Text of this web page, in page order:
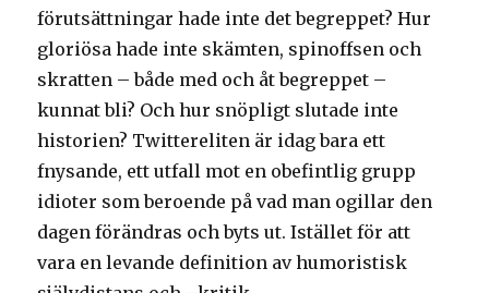
förutsättningar hade inte det begreppet? Hur
gloriösa hade inte skämten, spinoffsen och
skratten – både med och åt begreppet –
kunnat bli? Och hur snöpligt slutade inte
historien? Twittereliten är idag bara ett
fnysande, ett utfall mot en obefintlig grupp
idioter som beroende på vad man ogillar den
dagen förändras och byts ut. Istället för att
vara en levande definition av humoristisk